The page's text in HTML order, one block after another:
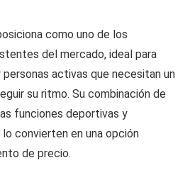
como uno de los
del mercado, ideal para
activas que necesitan un
su ritmo. Su combinación de
funciones deportivas y
convierten en una opción
de precio.